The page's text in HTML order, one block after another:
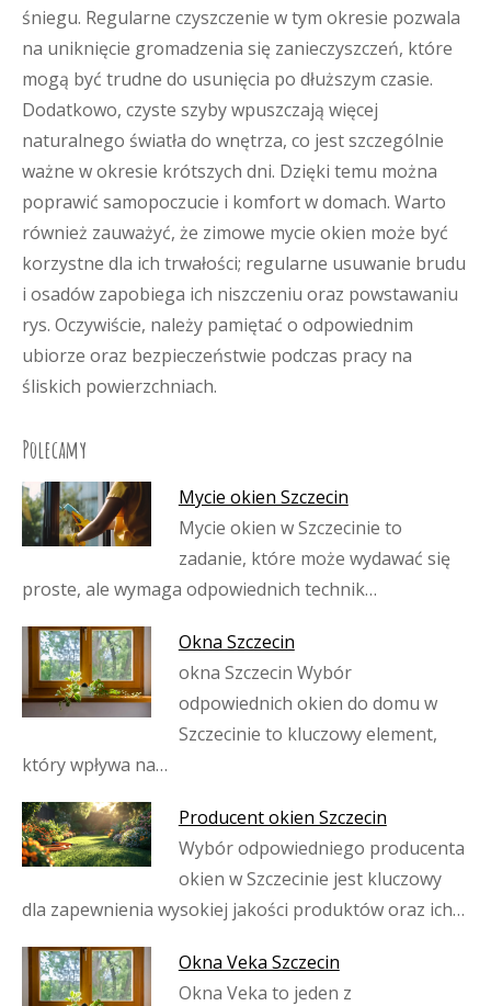
śniegu. Regularne czyszczenie w tym okresie pozwala
na uniknięcie gromadzenia się zanieczyszczeń, które
mogą być trudne do usunięcia po dłuższym czasie.
Dodatkowo, czyste szyby wpuszczają więcej
naturalnego światła do wnętrza, co jest szczególnie
ważne w okresie krótszych dni. Dzięki temu można
poprawić samopoczucie i komfort w domach. Warto
również zauważyć, że zimowe mycie okien może być
korzystne dla ich trwałości; regularne usuwanie brudu
i osadów zapobiega ich niszczeniu oraz powstawaniu
rys. Oczywiście, należy pamiętać o odpowiednim
ubiorze oraz bezpieczeństwie podczas pracy na
śliskich powierzchniach.
Polecamy
Mycie okien Szczecin
Mycie okien w Szczecinie to
zadanie, które może wydawać się
proste, ale wymaga odpowiednich technik…
Okna Szczecin
okna Szczecin Wybór
odpowiednich okien do domu w
Szczecinie to kluczowy element,
który wpływa na…
Producent okien Szczecin
Wybór odpowiedniego producenta
okien w Szczecinie jest kluczowy
dla zapewnienia wysokiej jakości produktów oraz ich…
Okna Veka Szczecin
Okna Veka to jeden z